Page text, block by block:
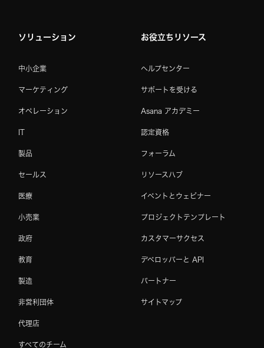
ソリューション
中小企業
マーケティング
オペレーション
IT
製品
セールス
医療
小売業
政府
教育
製造
非営利団体
代理店
すべてのチーム
お役立ちリソース
ヘルプセンター
サポートを受ける
Asana アカデミー
認定資格
フォーラム
リソースハブ
イベントとウェビナー
プロジェクトテンプレート
カスタマーサクセス
デベロッパーと API
パートナー
サイトマップ